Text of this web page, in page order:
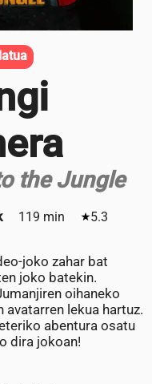
the Jungle
119 min
5.3
joko zahar bat
joko batekin.
oihaneko
avatarren lekua hartuz.
abentura osatu
dira jokoan!